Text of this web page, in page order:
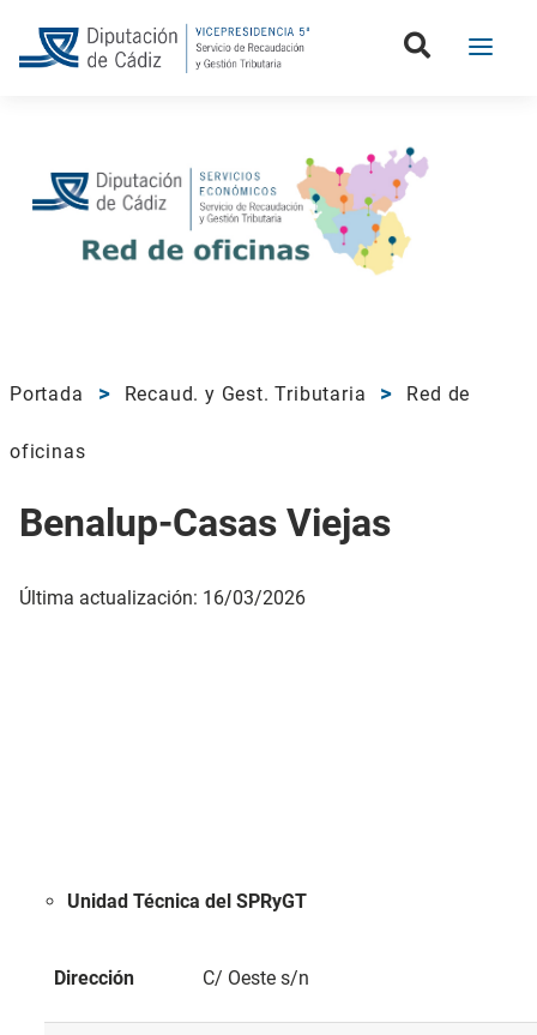
Portada Recaud. y Gest. Tributaria Red de
oficinas
Benalup-Casas Viejas
Última actualización: 16/03/2026
Unidad Técnica del SPRyGT
Dirección C/ Oeste s/n